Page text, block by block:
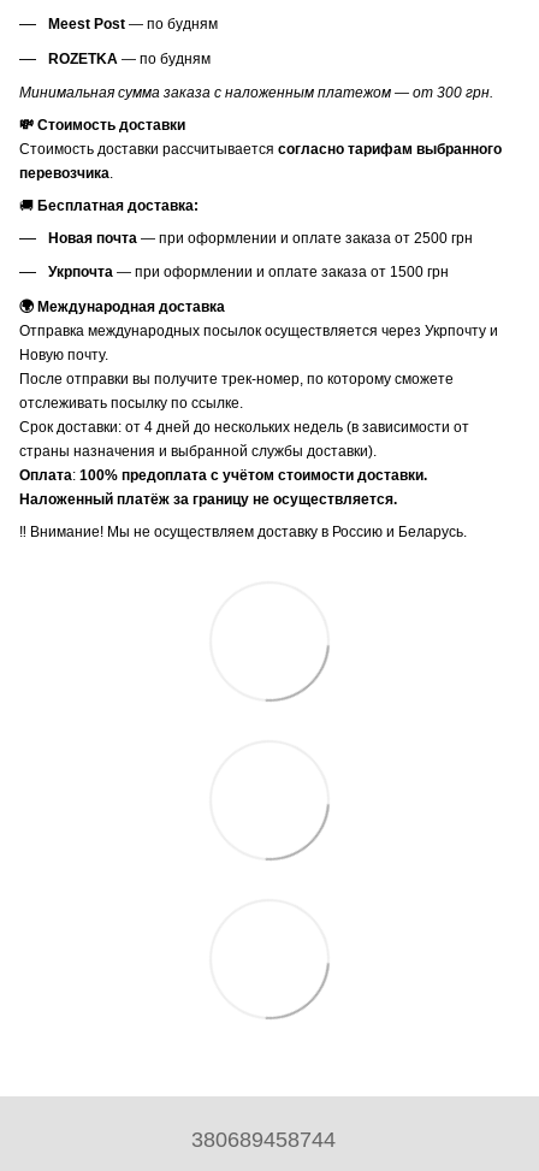
Meest Post — по будням
ROZETKA — по будням
Минимальная сумма заказа с наложенным платежом — от 300 грн.
💸 Стоимость доставки
Стоимость доставки рассчитывается согласно тарифам выбранного
перевозчика.
🚚 Бесплатная доставка:
Новая почта — при оформлении и оплате заказа от 2500 грн
Укрпочта — при оформлении и оплате заказа от 1500 грн
🌍 Международная доставка
Отправка международных посылок осуществляется через Укрпочту и
Новую почту.
После отправки вы получите трек-номер, по которому сможете
отслеживать посылку по ссылке.
Срок доставки: от 4 дней до нескольких недель (в зависимости от
страны назначения и выбранной службы доставки).
Оплата: 100% предоплата с учётом стоимости доставки.
Наложенный платёж за границу не осуществляется.
‼️ Внимание! Мы не осуществляем доставку в Россию и Беларусь.
380689458744